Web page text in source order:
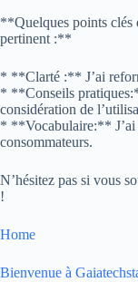
**Quelques points clés
pertinent :**
* **Clarté :** J’ai
* **Conseils
considération de
* **Vocabulaire:** J’ai
consommateurs.
N’hésitez pas si vous
!
Home
Bienvenue à